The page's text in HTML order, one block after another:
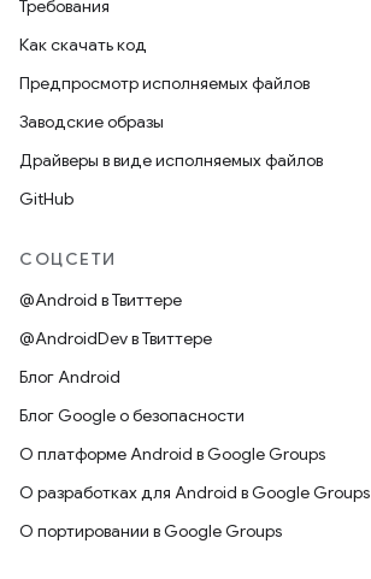
Требования
Как скачать код
Предпросмотр исполняемых файлов
Заводские образы
Драйверы в виде исполняемых файлов
GitHub
СОЦСЕТИ
@Android в Твиттере
@AndroidDev в Твиттере
Блог Android
Блог Google о безопасности
О платформе Android в Google Groups
О разработках для Android в Google Groups
О портировании в Google Groups